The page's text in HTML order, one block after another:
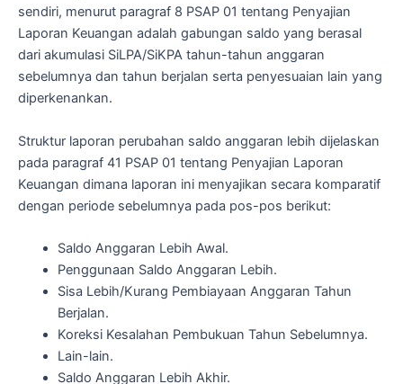
sendiri, menurut paragraf 8 PSAP 01 tentang Penyajian
Laporan Keuangan adalah gabungan saldo yang berasal
dari akumulasi SiLPA/SiKPA tahun-tahun anggaran
sebelumnya dan tahun berjalan serta penyesuaian lain yang
diperkenankan.
Struktur laporan perubahan saldo anggaran lebih dijelaskan
pada paragraf 41 PSAP 01 tentang Penyajian Laporan
Keuangan dimana laporan ini menyajikan secara komparatif
dengan periode sebelumnya pada pos-pos berikut:
Saldo Anggaran Lebih Awal.
Penggunaan Saldo Anggaran Lebih.
Sisa Lebih/Kurang Pembiayaan Anggaran Tahun
Berjalan.
Koreksi Kesalahan Pembukuan Tahun Sebelumnya.
Lain-lain.
Saldo Anggaran Lebih Akhir.